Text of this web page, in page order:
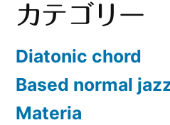
カテゴリー
Diatonic chord
Based normal
Materia